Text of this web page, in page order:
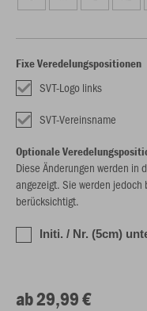
Fixe Veredelungspositionen
SVT-Logo links
SVT-Vereinsname
Optionale
Diese Änderungen werden in
angezeigt. Sie werden
berücksichtigt.
Initi. / Nr. (5cm)
ab 29,99 €